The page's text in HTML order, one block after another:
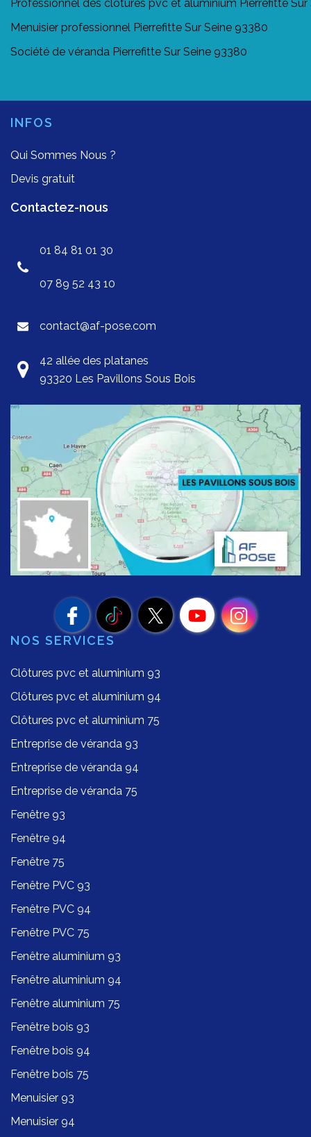
Professionnel des clôtures pvc et aluminium Pierrefitte Sur
Menuisier professionnel Pierrefitte Sur Seine 93380
Société de véranda Pierrefitte Sur Seine 93380
INFOS
Qui Sommes Nous ?
Devis gratuit
Contactez-nous
01 84 81 01 30
07 89 52 43 10
contact@af-pose.com
42 allée des platanes
93320 Les Pavillons Sous Bois
NOS SERVICES
Clôtures pvc et aluminium 93
Clôtures pvc et aluminium 94
Clôtures pvc et aluminium 75
Entreprise de véranda 93
Entreprise de véranda 94
Entreprise de véranda 75
Fenêtre 93
Fenêtre 94
Fenêtre 75
Fenêtre PVC 93
Fenêtre PVC 94
Fenêtre PVC 75
Fenêtre aluminium 93
Fenêtre aluminium 94
Fenêtre aluminium 75
Fenêtre bois 93
Fenêtre bois 94
Fenêtre bois 75
Menuisier 93
Menuisier 94